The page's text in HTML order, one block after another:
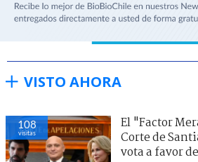
VISTO AHORA
108
visitas
El "Factor
Corte de
vota a favor